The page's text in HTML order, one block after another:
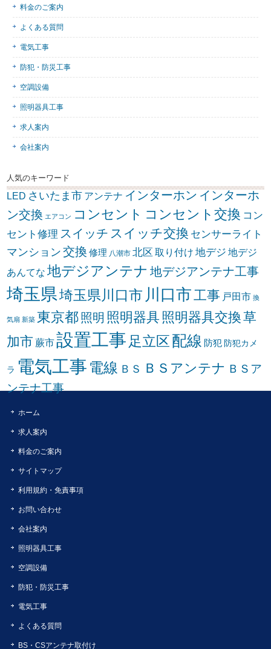
料金のご案内
よくある質問
電気工事
防犯・防災工事
空調設備
照明器具工事
求人案内
会社案内
人気のキーワード
LED さいたま市 アンテナ インターホン インターホ
ン交換 エアコン コンセント コンセント交換 コン
セント修理 スイッチ スイッチ交換 センサーライト
マンション 交換 修理 八潮市 北区 取り付け 地デジ 地デジ
あんてな 地デジアンテナ 地デジアンテナ工事
埼玉県埼玉県川口市 川口市工事 戸田市 換
気扇 新築 東京都照明 照明器具 照明器具交換草
加市 蕨市設置工事 足立区配線 防犯 防犯カメ
ラ 電気工事 電線 ＢＳ ＢＳアンテナ ＢＳア
ンテナ工事
ホーム
求人案内
料金のご案内
サイトマップ
利用規約・免責事項
お問い合わせ
会社案内
照明器具工事
空調設備
防犯・防災工事
電気工事
よくある質問
BS・CSアンテナ取付け